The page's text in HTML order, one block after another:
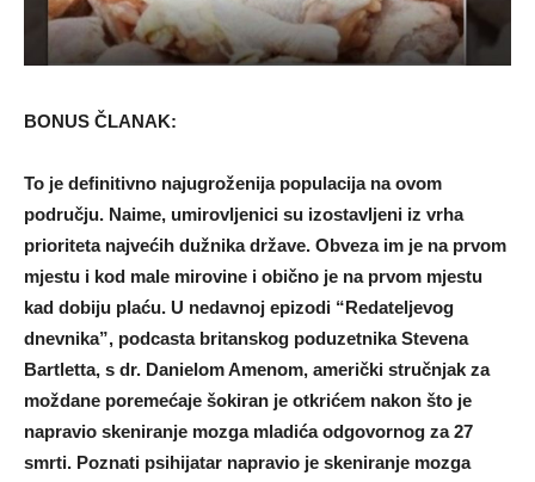
BONUS ČLANAK:
To je definitivno najugroženija populacija na ovom
području. Naime, umirovljenici su izostavljeni iz vrha
prioriteta najvećih dužnika države. Obveza im je na prvom
mjestu i kod male mirovine i obično je na prvom mjestu
kad dobiju plaću. U nedavnoj epizodi “Redateljevog
dnevnika”, podcasta britanskog poduzetnika Stevena
Bartletta, s dr. Danielom Amenom, američki stručnjak za
moždane poremećaje šokiran je otkrićem nakon što je
napravio skeniranje mozga mladića odgovornog za 27
smrti. Poznati psihijatar napravio je skeniranje mozga